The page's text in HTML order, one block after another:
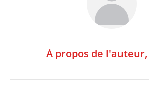
À propos de l'auteur,